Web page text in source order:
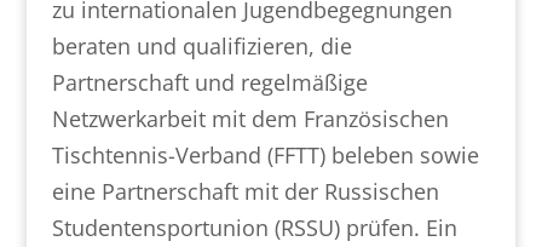
zu internationalen Jugendbegegnungen
beraten und qualifizieren, die
Partnerschaft und regelmäßige
Netzwerkarbeit mit dem Französischen
Tischtennis-Verband (FFTT) beleben sowie
eine Partnerschaft mit der Russischen
Studentensportunion (RSSU) prüfen. Ein